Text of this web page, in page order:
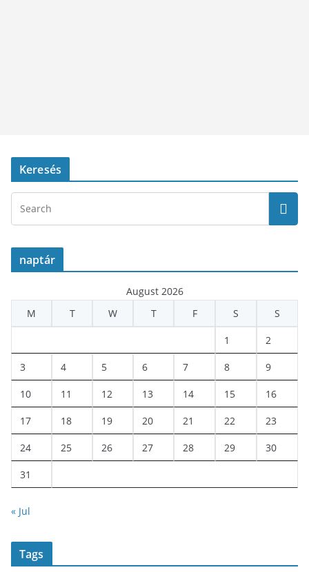
Keresés
naptár
August 2026
M
T W T F S S
1 2
3 4 5 6 7 8 9
10 11 12 13 14 15 16
17 18 19 20 21 22 23
24 25 26 27 28 29 30
31
« Jul
Tags